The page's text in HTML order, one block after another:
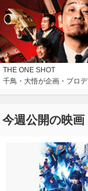
THE ONE SHOT
千鳥・大悟が企画・プロ
今週公開の映画